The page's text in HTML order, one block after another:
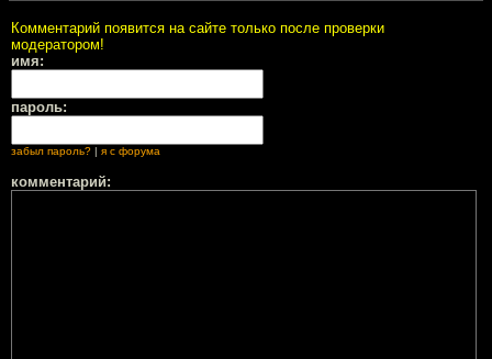
Комментарий появится на сайте только после проверки
модератором!
имя:
пароль:
забыл пароль? я с форума
комментарий: